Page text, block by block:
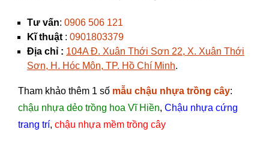
Tư vấn: 0906 506 121
Kĩ thuật : 0901803379
Địa chỉ : 104A Đ. Xuân Thới Sơn 22, X. Xuân Thới
Sơn, H. Hóc Môn, TP. Hồ Chí Minh.
Tham khảo thêm 1 số mẫu chậu nhựa trồng cây:
chậu nhựa dẻo trồng hoa Vĩ Hiền, Chậu nhựa cứng
trang trí, chậu nhựa mềm trồng cây